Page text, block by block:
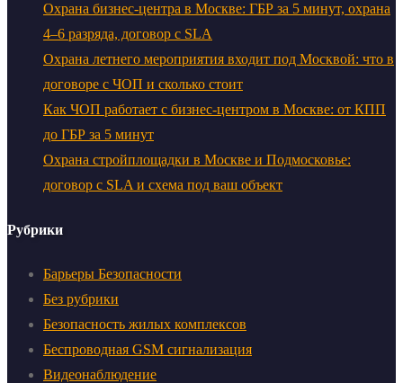
Охрана бизнес-центра в Москве: ГБР за 5 минут, охрана
4–6 разряда, договор с SLA
Охрана летнего мероприятия входит под Москвой: что в
договоре с ЧОП и сколько стоит
Как ЧОП работает с бизнес-центром в Москве: от КПП
до ГБР за 5 минут
Охрана стройплощадки в Москве и Подмосковье:
договор с SLA и схема под ваш объект
Рубрики
Барьеры Безопасности
Без рубрики
Безопасность жилых комплексов
Беспроводная GSM сигнализация
Видеонаблюдение